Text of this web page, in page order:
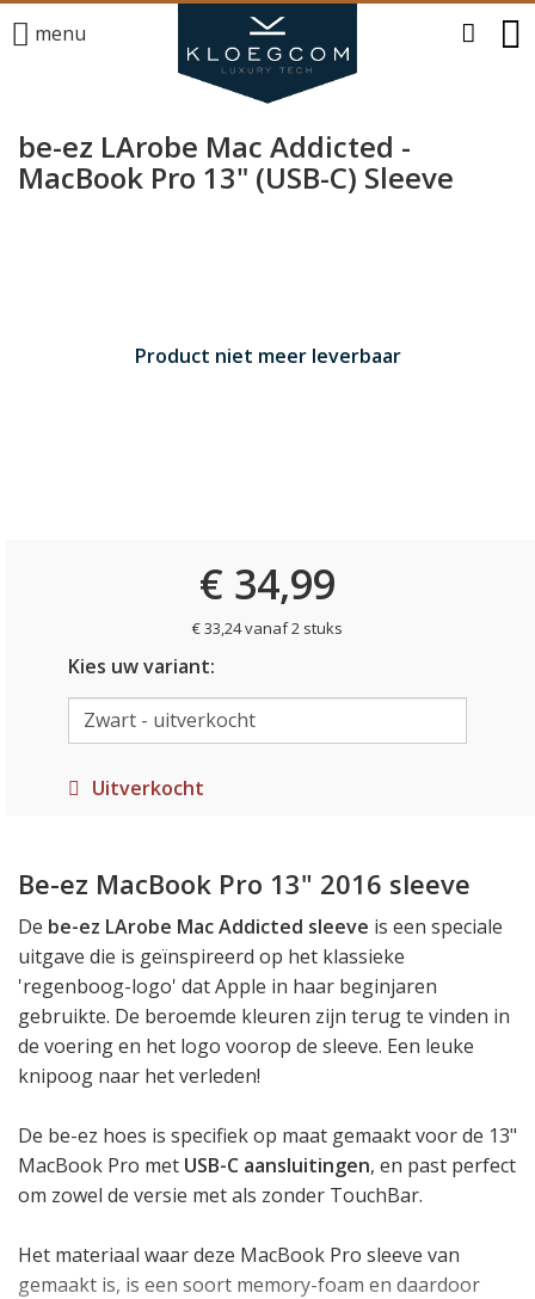
menu
be-ez LArobe Mac Addicted -
MacBook Pro 13" (USB-C) Sleeve
Product niet meer leverbaar
€ 34,99
€ 33,24 vanaf 2 stuks
Kies uw variant:
Uitverkocht
Be-ez MacBook Pro 13" 2016 sleeve
De be-ez LArobe Mac Addicted sleeve is een speciale
uitgave die is geïnspireerd op het klassieke
'regenboog-logo' dat Apple in haar beginjaren
gebruikte. De beroemde kleuren zijn terug te vinden in
de voering en het logo voorop de sleeve. Een leuke
knipoog naar het verleden!
De be-ez hoes is specifiek op maat gemaakt voor de 13"
MacBook Pro met USB-C aansluitingen, en past perfect
om zowel de versie met als zonder TouchBar.
Het materiaal waar deze MacBook Pro sleeve van
gemaakt is, is een soort memory-foam en daardoor